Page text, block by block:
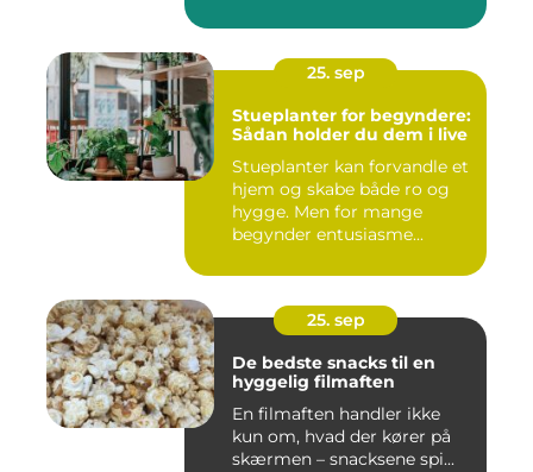
25. sep
Stueplanter for begyndere:
Sådan holder du dem i live
Stueplanter kan forvandle et
hjem og skabe både ro og
hygge. Men for mange
begynder entusiasme...
25. sep
De bedste snacks til en
hyggelig filmaften
En filmaften handler ikke
kun om, hvad der kører på
skærmen – snacksene spi...